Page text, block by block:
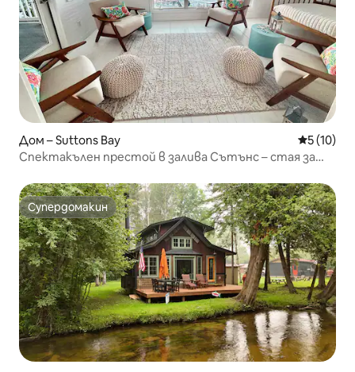
Дом – Suttons Bay Средна
5 (10)
Спектакълен престой в залива Сътънс – стая за
Супердомакин
Супердомакин